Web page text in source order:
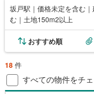
坂戸駅｜価格未定を含む
む｜土地150m2以上
おすすめ順
18 件
すべての物件をチ